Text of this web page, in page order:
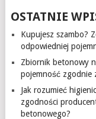
OSTATNIE
Kupujesz szambo?
odpowiedniej
Zbiornik betonowy
pojemność zgodnie
Jak rozumieć
zgodności
betonowego?